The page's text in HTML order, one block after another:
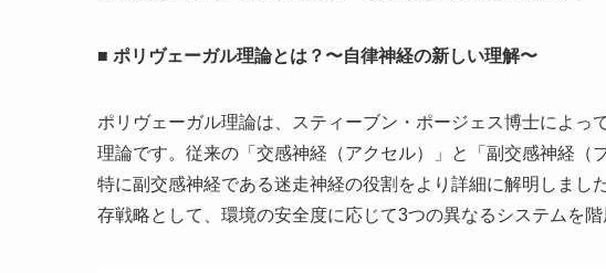
■ ポリヴェーガル理論とは？〜自律神経の新しい理解〜
ポリヴェーガル理論は、スティーブン・ポージェス博士によっ
理論です。従来の「交感神経（アクセル）」と「副交感神経（
特に副交感神経である迷走神経の役割をより詳細に解明しまし
存戦略として、環境の安全度に応じて3つの異なるシステムを